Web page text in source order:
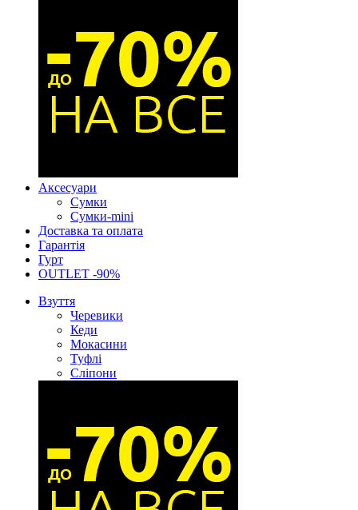
Аксесуари
Сумки
Сумки-mini
Доставка та оплата
Гарантія
Гурт
OUTLET -90%
Взуття
Черевики
Кеди
Мокасини
Туфлі
Сліпони